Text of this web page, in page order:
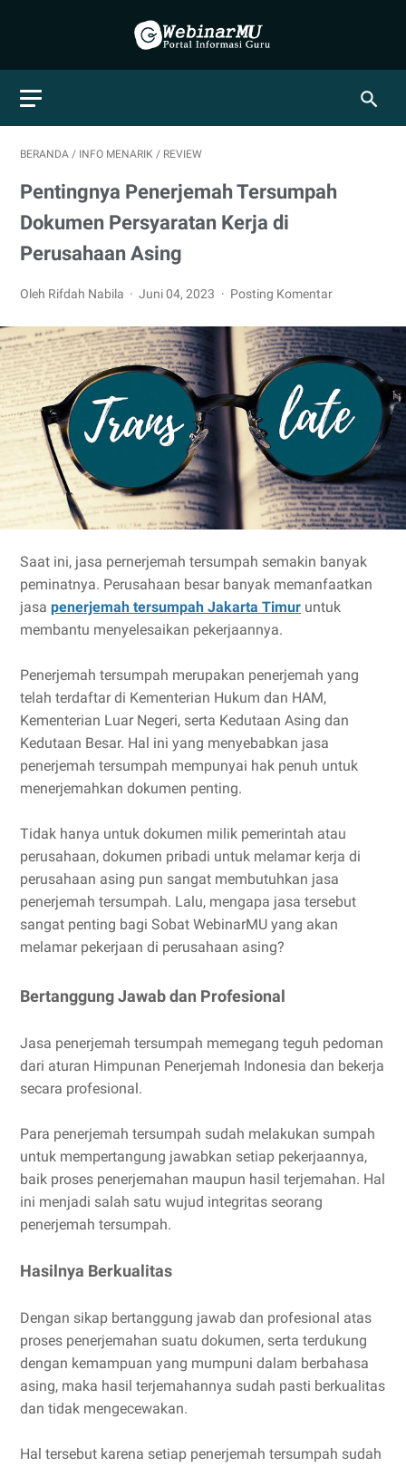
BERANDA / INFO MENARIK / REVIEW
Pentingnya Penerjemah Tersumpah
Dokumen Persyaratan Kerja di
Perusahaan Asing
Oleh Rifdah Nabila Juni 04, 2023 Posting Komentar
Saat ini, jasa pernerjemah tersumpah semakin banyak
peminatnya. Perusahaan besar banyak memanfaatkan
jasa penerjemah tersumpah Jakarta Timur untuk
membantu menyelesaikan pekerjaannya.
Penerjemah tersumpah merupakan penerjemah yang
telah terdaftar di Kementerian Hukum dan HAM,
Kementerian Luar Negeri, serta Kedutaan Asing dan
Kedutaan Besar. Hal ini yang menyebabkan jasa
penerjemah tersumpah mempunyai hak penuh untuk
menerjemahkan dokumen penting.
Tidak hanya untuk dokumen milik pemerintah atau
perusahaan, dokumen pribadi untuk melamar kerja di
perusahaan asing pun sangat membutuhkan jasa
penerjemah tersumpah. Lalu, mengapa jasa tersebut
sangat penting bagi Sobat WebinarMU yang akan
melamar pekerjaan di perusahaan asing?
Bertanggung Jawab dan Profesional
Jasa penerjemah tersumpah memegang teguh pedoman
dari aturan Himpunan Penerjemah Indonesia dan bekerja
secara profesional.
Para penerjemah tersumpah sudah melakukan sumpah
untuk mempertangung jawabkan setiap pekerjaannya,
baik proses penerjemahan maupun hasil terjemahan. Hal
ini menjadi salah satu wujud integritas seorang
penerjemah tersumpah.
Hasilnya Berkualitas
Dengan sikap bertanggung jawab dan profesional atas
proses penerjemahan suatu dokumen, serta terdukung
dengan kemampuan yang mumpuni dalam berbahasa
asing, maka hasil terjemahannya sudah pasti berkualitas
dan tidak mengecewakan.
Hal tersebut karena setiap penerjemah tersumpah sudah